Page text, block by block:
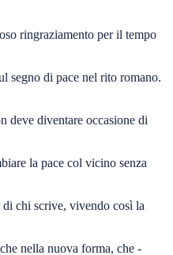
ringraziamento per il tempo
segno di pace nel rito romano.
deve diventare occasione di
la pace col vicino senza
di chi scrive, vivendo così la
nella nuova forma, che -